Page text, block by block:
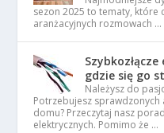
sezon 2025 to tematy, które
aranżacyjnych rozmowach …
gdzie się go
Należysz do
Potrzebujesz
domu? Przeczytaj nasz
elektrycznych. Pomimo że …